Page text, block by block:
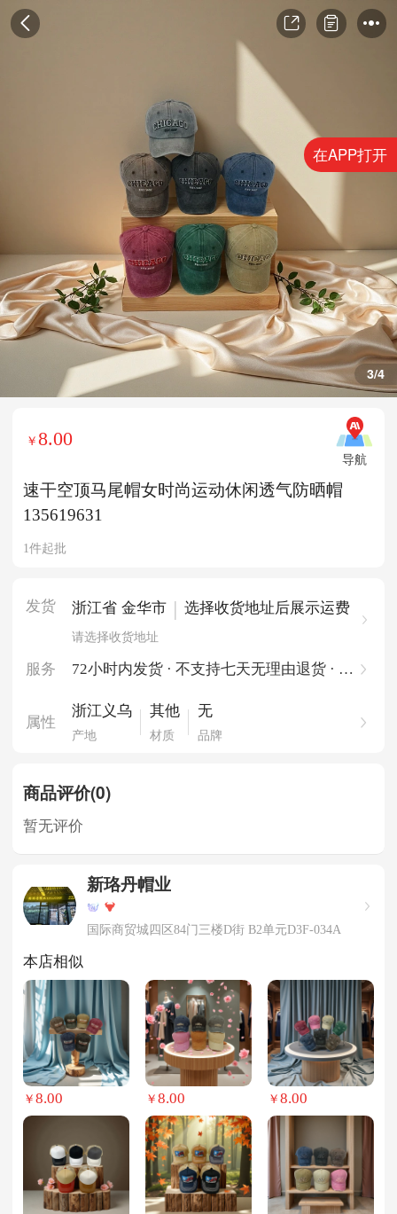
在APP打开
4/4
￥8.00
导航
速干空顶马尾帽女时尚运动休闲透气防晒帽
135619631
1件起批
发货 浙江省 金华市 | 选择收货地址后展示运费
请选择收货地址
服务
72小时内发货 · 不支持七天无理由退货 · 一
属性
浙江义乌
产地
其他
材质
无
品牌
商品评价(0)
暂无评价
新珞丹帽业
国际商贸城四区84门三楼D街 B2单元D3F-034A
本店相似
￥8.00 ￥8.00 ￥8.00